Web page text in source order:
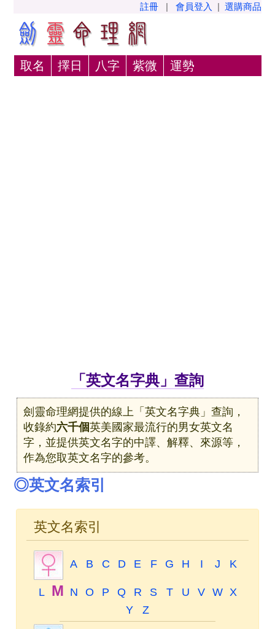
註冊 | 會員登入 | 選購商品
取名 擇日 八字 紫微 運勢
「英文名字典」查詢
劍靈命理網提供的線上「英文名字典」查詢，
收錄約六千個英美國家最流行的男女英文名
字，並提供英文名字的中譯、解釋、來源等，
作為您取英文名字的參考。
◎英文名索引
英文名索引
A B C D E F G H I J K
L M N O P Q R S T U V W X
Y
Z